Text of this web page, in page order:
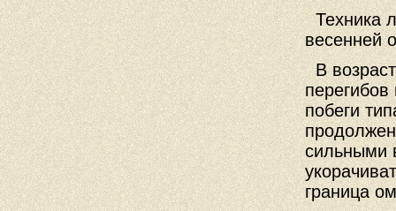
Техника
весенней
В
побеги
сильными
граница